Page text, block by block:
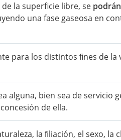
la superficie libre, se podrán
una fase gaseosa en
para los distintos ﬁnes de la
alguna, bien sea de servicio
de ella.
la ﬁliación, el sexo, la